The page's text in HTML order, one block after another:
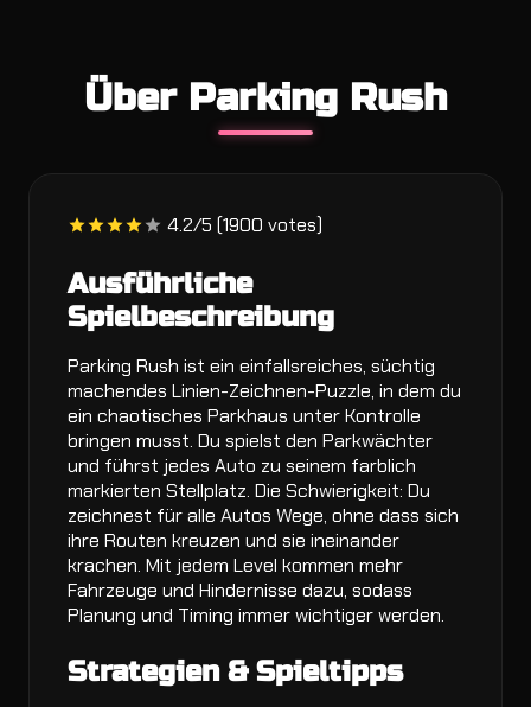
Über Parking Rush
4.2/5 (1900 votes)
Ausführliche
Spielbeschreibung
Parking Rush ist ein einfallsreiches, süchtig
machendes Linien-Zeichnen-Puzzle, in dem du
ein chaotisches Parkhaus unter Kontrolle
bringen musst. Du spielst den Parkwächter
und führst jedes Auto zu seinem farblich
markierten Stellplatz. Die Schwierigkeit: Du
zeichnest für alle Autos Wege, ohne dass sich
ihre Routen kreuzen und sie ineinander
krachen. Mit jedem Level kommen mehr
Fahrzeuge und Hindernisse dazu, sodass
Planung und Timing immer wichtiger werden.
Strategien & Spieltipps